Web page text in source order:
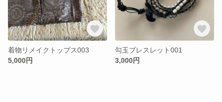
着物リメイクトップス003
5,000円
勾玉ブレスレット001
3,000円